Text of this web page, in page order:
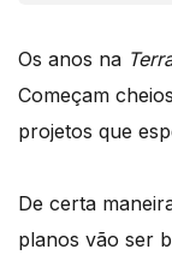
Os anos na
Começam
projetos que
De certa
planos vão ser